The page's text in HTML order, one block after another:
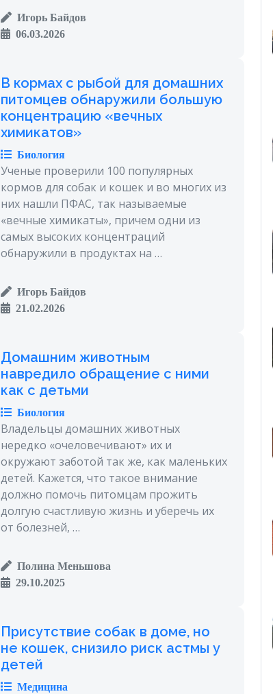
Игорь Байдов
06.03.2026
В кормах с рыбой для домашних
питомцев обнаружили большую
концентрацию «вечных
химикатов»
Биология
Ученые проверили 100 популярных
кормов для собак и кошек и во многих из
них нашли ПФАС, так называемые
«вечные химикаты», причем одни из
самых высоких концентраций
обнаружили в продуктах на …
Игорь Байдов
21.02.2026
Домашним животным
навредило обращение с ними
как с детьми
Биология
Владельцы домашних животных
нередко «очеловечивают» их и
окружают заботой так же, как маленьких
детей. Кажется, что такое внимание
должно помочь питомцам прожить
долгую счастливую жизнь и уберечь их
от болезней, …
Полина Меньшова
29.10.2025
Присутствие собак в доме, но
не кошек, снизило риск астмы у
детей
Медицина